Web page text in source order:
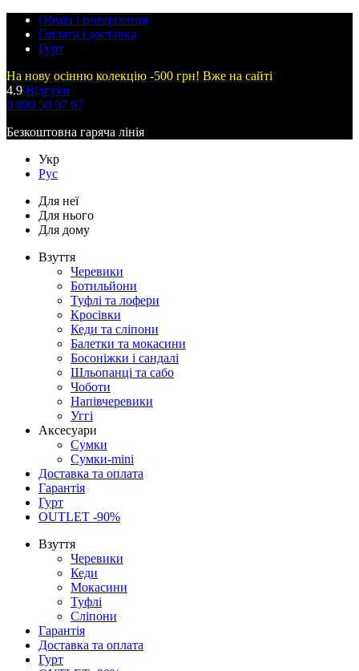
Обмін і повернення
Оплата і доставка
Гурт
На нову осінню колекцію -500 грн! Вже на сайті
4.9 Відгуки
0 800 50 97 97
Безкоштовна гаряча лінія
Укр
Рус
Для неї
Для нього
Для дому
Взуття
Черевики
Ботильйони
Туфлі та лофери
Кросівки
Кеди та сліпони
Балетки та мокасини
Босоніжки і сандалі
Шльопанці та сабо
Чоботи
Напівчеревики
Уггі
Аксесуари
Сумки
Сумки-mini
Доставка та оплата
Гарантія
Гурт
OUTLET -90%
Взуття
Черевики
Кеди
Мокасини
Туфлі
Сліпони
Гарантія
Доставка та оплата
Гурт